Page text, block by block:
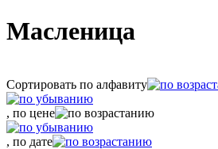
Масленица
Сортировать по алфавиту
, по цене
, по дате